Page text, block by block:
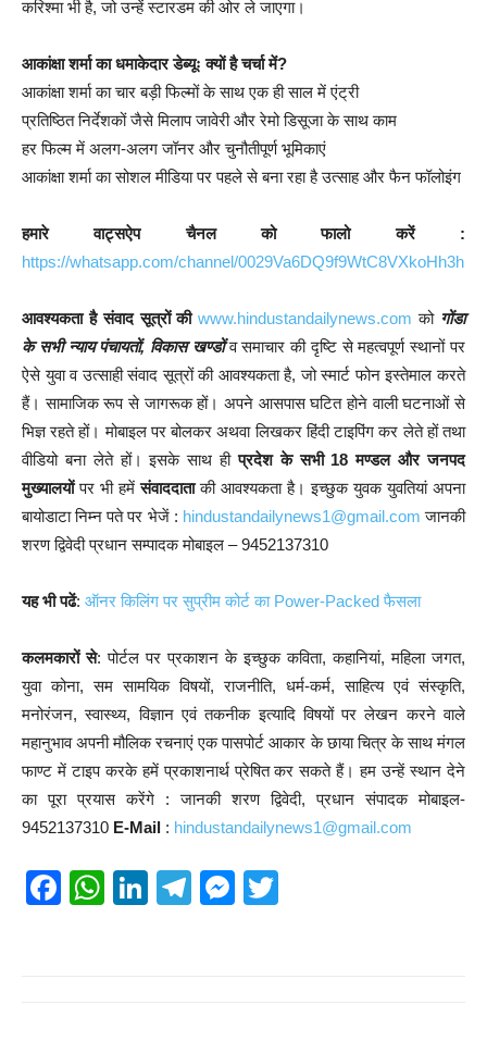
करिश्मा भी है, जो उन्हें स्टारडम की ओर ले जाएगा।
आकांक्षा शर्मा का धमाकेदार डेब्यूः क्यों है चर्चा में?
आकांक्षा शर्मा का चार बड़ी फिल्मों के साथ एक ही साल में एंट्री
प्रतिष्ठित निर्देशकों जैसे मिलाप जावेरी और रेमो डिसूजा के साथ काम
हर फिल्म में अलग-अलग जॉनर और चुनौतीपूर्ण भूमिकाएं
आकांक्षा शर्मा का सोशल मीडिया पर पहले से बना रहा है उत्साह और फैन फॉलोइंग
हमारे वाट्सऐप चैनल को फालो करें :
https://whatsapp.com/channel/0029Va6DQ9f9WtC8VXkoHh3h
आवश्यकता है संवाद सूत्रों की www.hindustandailynews.com को गोंडा
के सभी न्याय पंचायतों, विकास खण्डों व समाचार की दृष्टि से महत्वपूर्ण स्थानों पर
ऐसे युवा व उत्साही संवाद सूत्रों की आवश्यकता है, जो स्मार्ट फोन इस्तेमाल करते
हैं। सामाजिक रूप से जागरूक हों। अपने आसपास घटित होने वाली घटनाओं से
भिज्ञ रहते हों। मोबाइल पर बोलकर अथवा लिखकर हिंदी टाइपिंग कर लेते हों तथा
वीडियो बना लेते हों। इसके साथ हीप्रदेश के सभी 18 मण्डल और जनपद
मुख्यालयोंपर भी हमेंसंवाददाताकी आवश्यकता है। इच्छुक युवक युवतियां अपना
बायोडाटा निम्न पते पर भेजें : hindustandailynews1@gmail.com जानकी
शरण द्विवेदी प्रधान सम्पादक मोबाइल – 9452137310
यह भी पढें: ऑनर किलिंग पर सुप्रीम कोर्ट का Power-Packed फैसला
कलमकारों से: पोर्टल पर प्रकाशन के इच्छुक कविता, कहानियां, महिला जगत,
युवा कोना, सम सामयिक विषयों, राजनीति, धर्म-कर्म, साहित्य एवं संस्कृति,
मनोरंजन, स्वास्थ्य, विज्ञान एवं तकनीक इत्यादि विषयों पर लेखन करने वाले
महानुभाव अपनी मौलिक रचनाएं एक पासपोर्ट आकार के छाया चित्र के साथ मंगल
फाण्ट में टाइप करके हमें प्रकाशनार्थ प्रेषित कर सकते हैं। हम उन्हें स्थान देने
का पूरा प्रयास करेंगे : जानकी शरण द्विवेदी, प्रधान संपादक मोबाइल-
9452137310 E-Mail : hindustandailynews1@gmail.com
F
W
Li
T
M